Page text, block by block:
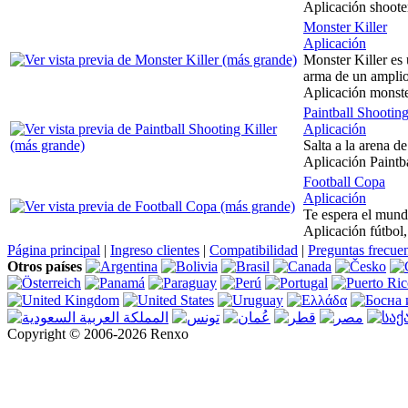
Aplicación
Monster Killer
Aplicación
Monster Killer es
arma de un
Aplicación
Paintball
Aplicación
Salta a la arena
Aplicación
Football Copa
Aplicación
Te espera el
Aplicación
Página principal | Ingreso clientes | Compatibilidad | Preguntas
Otros países
Copyright © 2006-2026 Renxo